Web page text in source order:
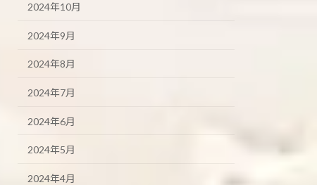
2024年10月
2024年9月
2024年8月
2024年7月
2024年6月
2024年5月
2024年4月